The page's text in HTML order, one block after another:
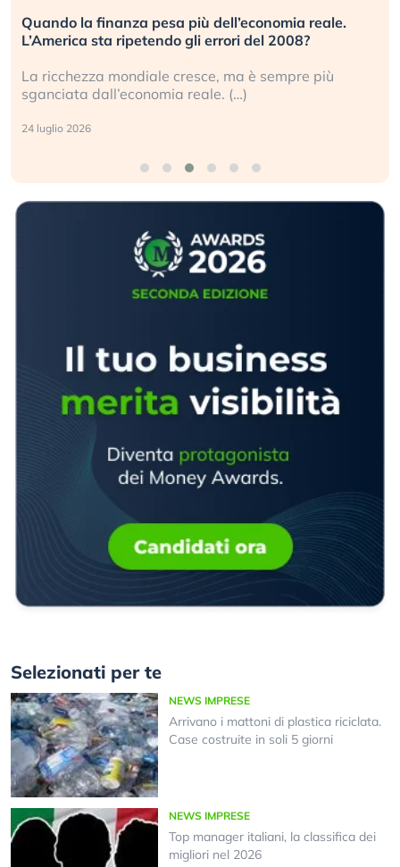
Quando la finanza pesa più dell’economia reale.
L’America sta ripetendo gli errori del 2008?
La ricchezza mondiale cresce, ma è sempre più
sganciata dall’economia reale. (…)
24 luglio 2026
Selezionati per te
NEWS IMPRESE
Arrivano i mattoni di plastica riciclata.
Case costruite in soli 5 giorni
NEWS IMPRESE
Top manager italiani, la classifica dei
migliori nel 2026